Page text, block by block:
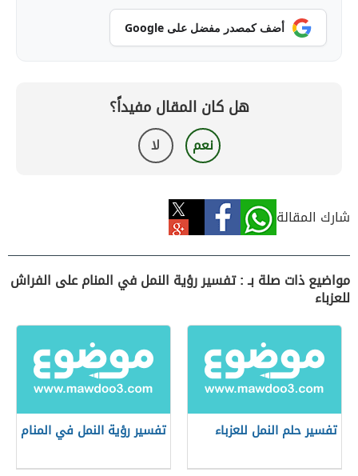
أضف كمصدر مفضل على Google
هل كان المقال مفيداً؟
نعم لا
شارك المقالة
مواضيع ذات صلة بـ : تفسير رؤية النمل في المنام على الفراش
للعزباء
تفسير حلم النمل للعزباء تفسير رؤية النمل في المنام